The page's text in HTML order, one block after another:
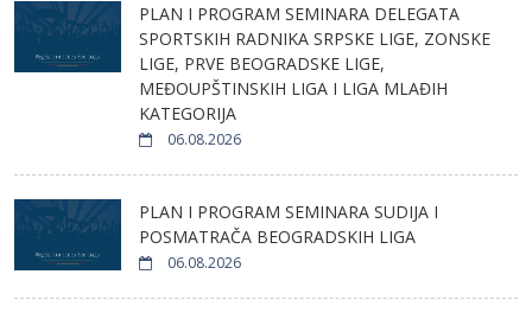
PLAN I PROGRAM SEMINARA DELEGATA
SPORTSKIH RADNIKA SRPSKE LIGE, ZONSKE
LIGE, PRVE BEOGRADSKE LIGE,
MEĐOUPŠTINSKIH LIGA I LIGA MLAĐIH
KATEGORIJA
06.08.2026
PLAN I PROGRAM SEMINARA SUDIJA I
POSMATRAČA BEOGRADSKIH LIGA
06.08.2026